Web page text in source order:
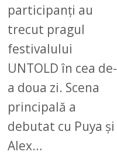
participanți au
trecut pragul
festivalului
UNTOLD în cea de-
a doua zi. Scena
principală a
debutat cu Puya și
Alex…